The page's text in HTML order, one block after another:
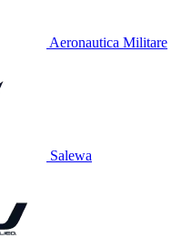
Aeronautica Militare
Salewa